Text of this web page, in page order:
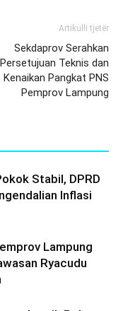
Artikulli tjetër
Sekdaprov Serahkan
Persetujuan Teknis dan
Kenaikan Pangkat PNS
Pemprov Lampung
Stabil, DPRD
Inflasi
Lampung
Ryacudu